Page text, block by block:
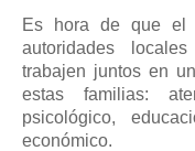
Es hora de que el
autoridades
trabajen juntos en
estas familias:
psicológico,
económico.